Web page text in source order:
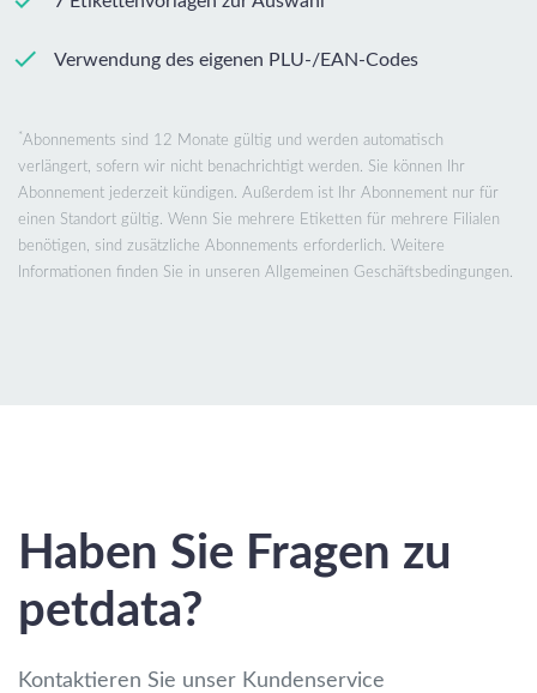
Verwendung des eigenen PLU-/EAN-Codes
*Abonnements sind 12 Monate gültig und werden automatisch
verlängert, sofern wir nicht benachrichtigt werden. Sie können Ihr
Abonnement jederzeit kündigen. Außerdem ist Ihr Abonnement nur für
einen Standort gültig. Wenn Sie mehrere Etiketten für mehrere Filialen
benötigen, sind zusätzliche Abonnements erforderlich. Weitere
Informationen finden Sie in unseren Allgemeinen Geschäftsbedingungen.
Haben Sie Fragen zu
petdata?
Kontaktieren Sie unser Kundenservice